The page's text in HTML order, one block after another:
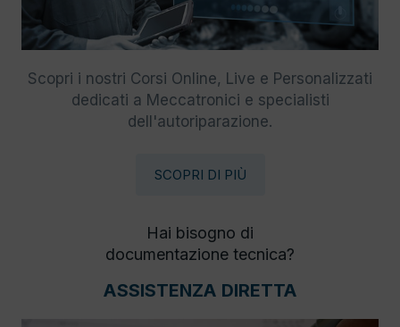
Scopri i nostri Corsi Online, Live e Personalizzati
dedicati a Meccatronici e specialisti
dell'autoriparazione.
SCOPRI DI PIÙ
Hai bisogno di
documentazione tecnica?
ASSISTENZA DIRETTA